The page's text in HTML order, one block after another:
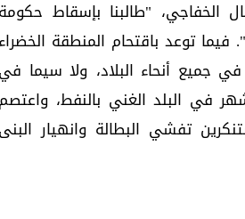
"طالبنا بإسقاط حكومة
توعد باقتحام المنطقة الخضراء
اندلعت الاحتجاجات في جميع أنحاء البلاد، ولا سيما في
في البلد الغني بالنفط، واعتصم
تفشي البطالة وانهيار البنى